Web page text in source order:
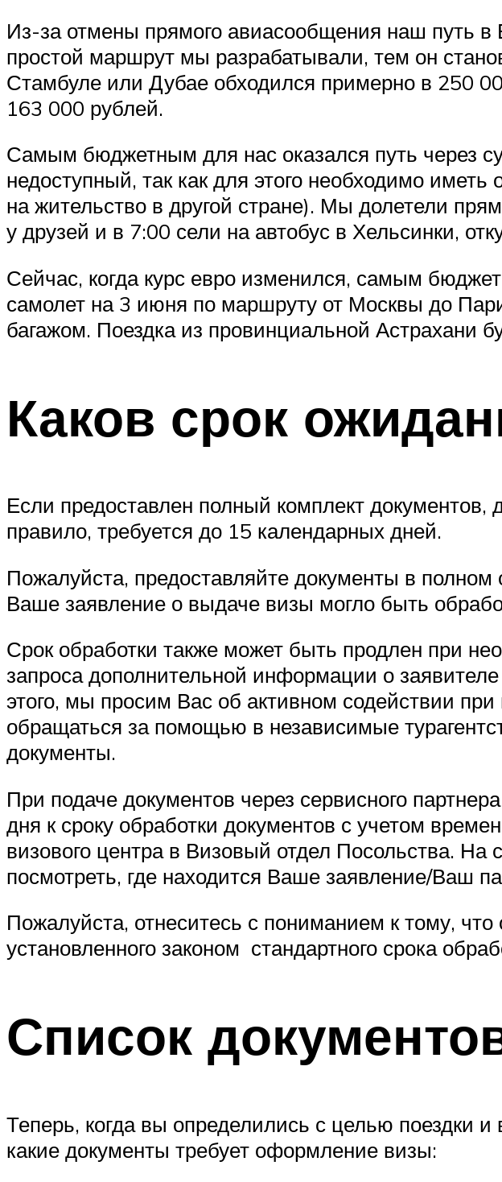
Из-за отмены прямого авиасообщения наш путь
простой маршрут мы разрабатывали, тем он
Стамбуле или Дубае обходился примерно в 250
163 000 рублей.
Самым бюджетным для нас оказался путь через
недоступный, так как для этого необходимо
на жительство в другой стране). Мы долетели
у друзей и в 7:00 сели на автобус в Хельсинки,
Сейчас, когда курс евро изменился, самым
самолет на 3 июня по маршруту от Москвы до
багажом. Поездка из провинциальной Астрахани
Каков срок
Если предоставлен полный комплект
правило, требуется до 15 календарных дней.
Пожалуйста, предоставляйте документы в
Ваше заявление о выдаче визы могло быть
Срок обработки также может быть продлен при
запроса дополнительной информации о
этого, мы просим Вас об активном содействии
обращаться за помощью в независимые
документы.
При подаче документов через сервисного
дня к сроку обработки документов с учетом
визового центра в Визовый отдел Посольства.
посмотреть, где находится Ваше заявление/Ваш
Пожалуйста, отнеситесь с пониманием к тому,
установленного законом стандартного срока
Список
Теперь, когда вы определились с целью
какие документы требует оформление визы: